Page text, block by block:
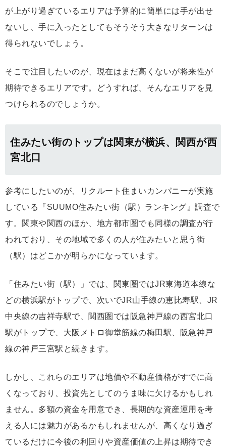
が上がり過ぎているエリアは予算的に簡単には手が出せ
ないし、手に入ったとしてもそうそう大きなリターンは
得られないでしょう。
そこで注目したいのが、現在はまだ高くないが将来性が
期待できるエリアです。どうすれば、そんなエリアを見
つけられるのでしょうか。
住みたい街のトップは関東が横浜、関西が西
宮北口
参考にしたいのが、リクルート住まいカンパニーが実施
している『SUUMO住みたい街（駅）ランキング』調査で
す。関東や関西のほか、地方都市圏でも同様の調査が行
われており、その地域で多くの人が住みたいと思う街
（駅）はどこかが明らかになっています。
「住みたい街（駅）」では、関東圏ではJR東海道本線な
どの横浜駅がトップで、次いでJR山手線の恵比寿駅、JR
中央線の吉祥寺駅で、関西圏では阪急神戸線の西宮北口
駅がトップで、大阪メトロ御堂筋線の梅田駅、阪急神戸
線の神戸三宮駅と続きます。
しかし、これらのエリアは地価や不動産価格がすでに高
くなっており、投資先としてのうま味に欠けるかもしれ
ません。多額の資金を用意でき、長期的な資産運用を考
える人には魅力があるかもしれませんが、高くなり過ぎ
ているだけに今後の利回りや資産価値の上昇は期待でき